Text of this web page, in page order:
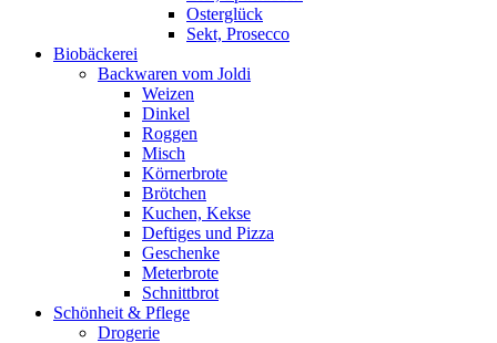
Osterglück
Sekt, Prosecco
Biobäckerei
Backwaren vom Joldi
Weizen
Dinkel
Roggen
Misch
Körnerbrote
Brötchen
Kuchen, Kekse
Deftiges und Pizza
Geschenke
Meterbrote
Schnittbrot
Schönheit & Pflege
Drogerie